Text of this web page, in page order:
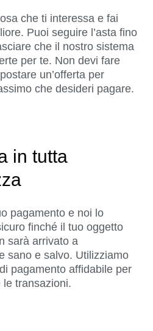
che ti interessa e fai
Puoi seguire l’asta fino
che il nostro sistema
per te. Non devi fare
un’offerta per
che desideri pagare.
in tutta
pagamento e noi lo
finché il tuo oggetto
sarà arrivato a
sano e salvo. Utilizziamo
pagamento affidabile per
le transazioni.